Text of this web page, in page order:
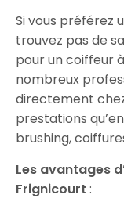
Si vous préférez
trouvez pas de
pour un coiffeur
nombreux
directement
prestations
brushing,
Les avantages
Frignicourt :